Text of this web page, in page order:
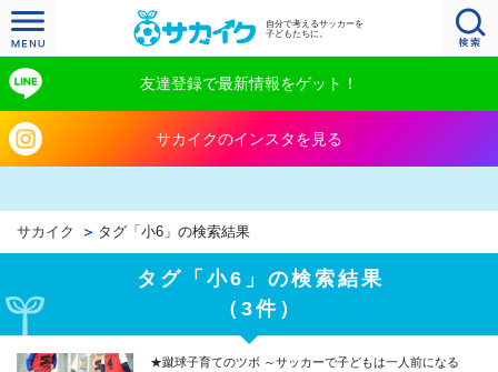
自分で考えるサッカーを
子どもたちに。
友達登録で最新情報をゲット！
サカイクのインスタを見る
サカイク タグ「小6」の検索結果
タグ「小6」の検索結果
（3件）
★蹴球子育てのツボ ～サッカーで子どもは一人前になる